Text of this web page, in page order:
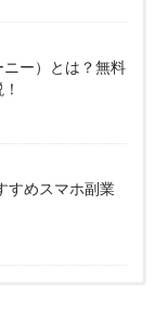
ー）とは？無料
すめスマホ副業